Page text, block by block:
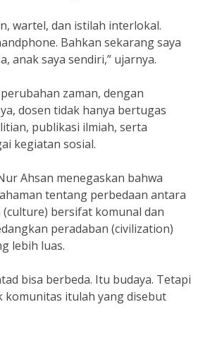
wartel, dan istilah interlokal.
Bahkan sekarang saya
anak saya sendiri,” ujarnya.
zaman, dengan
dosen tidak hanya bertugas
publikasi ilmiah, serta
kegiatan sosial.
Ahsan menegaskan bahwa
tentang perbedaan antara
(culture) bersifat komunal dan
peradaban (civilization)
lebih luas.
bisa berbeda. Itu budaya. Tetapi
komunitas itulah yang disebut